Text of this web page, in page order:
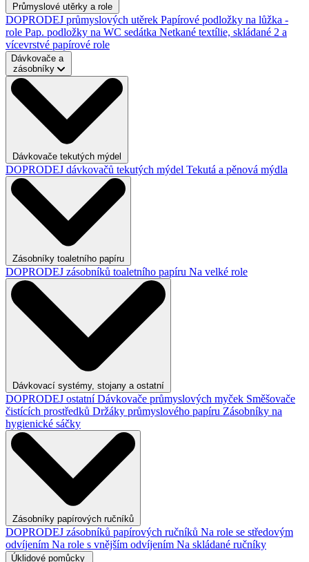
Průmyslové utěrky a role
DOPRODEJ průmyslových utěrek Papírové podložky na lůžka -
role Pap. podložky na WC sedátka Netkané textílie, skládané 2 a
vícevrstvé papírové role
Dávkovače a
zásobníky
Dávkovače tekutých mýdel
DOPRODEJ dávkovačů tekutých mýdel Tekutá a pěnová mýdla
Zásobníky toaletního papíru
DOPRODEJ zásobníků toaletního papíru Na velké role
Dávkovací systémy, stojany a ostatní
DOPRODEJ ostatníDávkovače průmyslových myček Směšovače
čistících prostředků Držáky průmyslového papíru Zásobníky na
hygienické sáčky
Zásobníky papírových ručníků
DOPRODEJ zásobníků papírových ručníků Na role se středovým
odvíjením Na role s vnějším odvíjením Na skládané ručníky
Úklidové pomůcky